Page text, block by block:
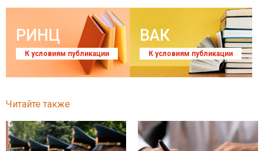
РИНЦ
К условиям публикации
ВАК
К условиям публикации
Читайте также